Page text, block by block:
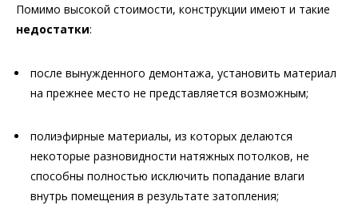
Помимо высокой стоимости, конструкции имеют и такие
недостатки:
после вынужденного демонтажа, установить материал
на прежнее место не представляется возможным;
полиэфирные материалы, из которых делаются
некоторые разновидности натяжных потолков, не
способны полностью исключить попадание влаги
внутрь помещения в результате затопления;